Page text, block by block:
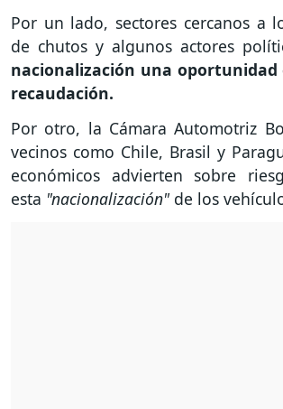
Por un lado, sectores cercanos a
de chutos y algunos actores
nacionalización una oportunidad
recaudación.
Por otro, la Cámara Automotriz
vecinos como Chile, Brasil y
económicos advierten sobre
esta "nacionalización" de los